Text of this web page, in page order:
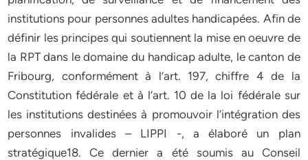
institutions pour personnes adultes handicapées. Afin de
définir les principes qui soutiennent la mise en oeuvre de
la RPT dans le domaine du handicap adulte, le canton de
Fribourg, conformément à l’art. 197, chiffre 4 de la
Constitution fédérale et à l’art. 10 de la loi fédérale sur
les institutions destinées à promouvoir l’intégration des
personnes invalides – LIPPI -, a élaboré un plan
stratégique18. Ce dernier a été soumis au Conseil